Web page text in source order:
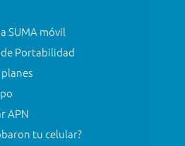
SUMA móvil
Portabilidad
APN
tu celular?